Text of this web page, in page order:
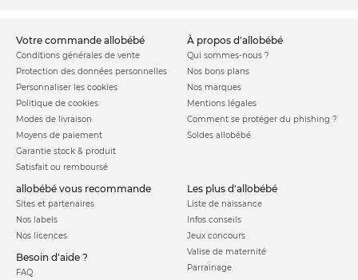
votre commande allobébé
Conditions générales de vente
Protection des données personnelles
Personnaliser les cookies
Politique de cookies
Modes de livraison
Moyens de paiement
Garantie stock & produit
Satisfait ou remboursé
à propos d'allobébé
Qui sommes-nous ?
Nos bons plans
Nos marques
Mentions légales
Comment se protéger du phishing ?
Soldes allobébé
allobébé vous recommande
Sites et partenaires
Nos labels
Nos licences
Besoin d'aide ?
FAQ
les plus d'allobébé
Liste de naissance
Infos conseils
Jeux concours
Valise de maternité
Parrainage